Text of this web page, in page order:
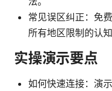
常见误区纠正：免
所有地区限制的认知
实操演示要点
如何快速连接：演